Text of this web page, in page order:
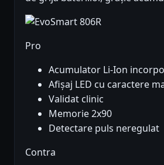
Pro
Acumulator Li-Ion
Afișaj LED cu caractere
Validat clinic
Memorie 2x90
Detectare puls neregulat
Contra